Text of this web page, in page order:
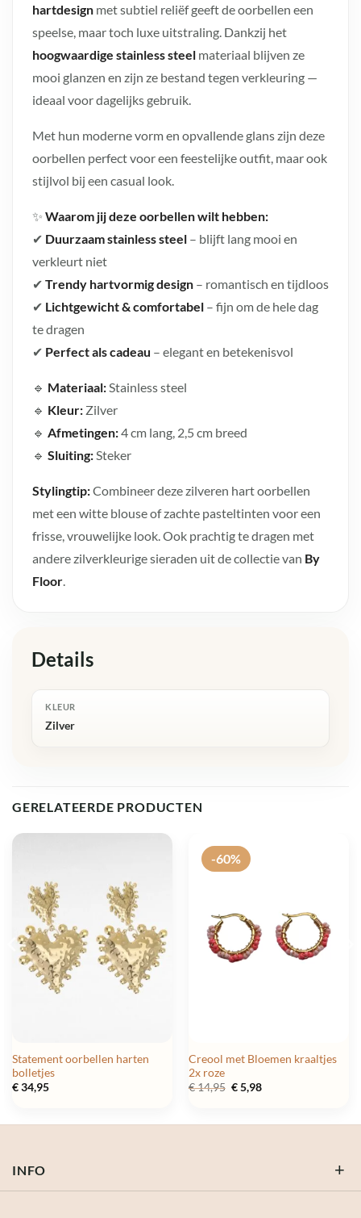
hartdesign met subtiel reliëf geeft de oorbellen een
speelse, maar toch luxe uitstraling. Dankzij het
hoogwaardige stainless steel materiaal blijven ze
mooi glanzen en zijn ze bestand tegen verkleuring —
ideaal voor dagelijks gebruik.
Met hun moderne vorm en opvallende glans zijn deze
oorbellen perfect voor een feestelijke outfit, maar ook
stijlvol bij een casual look.
✨ Waarom jij deze oorbellen wilt hebben:
✔ Duurzaam stainless steel – blijft lang mooi en
verkleurt niet
✔ Trendy hartvormig design – romantisch en tijdloos
✔ Lichtgewicht & comfortabel – fijn om de hele dag
te dragen
✔ Perfect als cadeau – elegant en betekenisvol
🔹 Materiaal: Stainless steel
🔹 Kleur: Zilver
🔹 Afmetingen:4 cm lang, 2,5 cm breed
🔹 Sluiting: Steker
Stylingtip:Combineer deze zilveren hart oorbellen
met een witte blouse of zachte pasteltinten voor een
frisse, vrouwelijke look. Ook prachtig te dragen met
andere zilverkleurige sieraden uit de collectie van By
Floor
Details
KLEUR
Zilver
GERELATEERDE PRODUCTEN
Statement oorbellen harten
bolletjes
€34,95
-60%
Creool met Bloemen kraaltjes
2x roze
€14,95 Oorspronkelijke
prijs
€5,98Huidige
INFO